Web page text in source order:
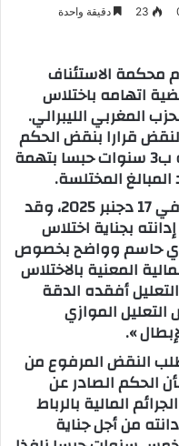
23 دقيقة واحدة
محكمة الاستئناف
اتهامه باختلاس
المغربي الليبرالي.
قرارا بنقض الحكم
الصادر في حقه استئنافيا بادانته ب3 سنوات حبسا بتهمة
المختلسة.
قرار محكمة النقض كان قد صدر في 17 دجنبر 2025، وقد
بجناية اختلاس
حاسم وواضح بخصوص
المعنية بالاختلاس
أفقده الدقة
الموازي
».
النقض المرفوع من
بتاريخ 2025/05/07 بشأن الحكم الصادر عن
المالية بالرباط
من أجل جناية